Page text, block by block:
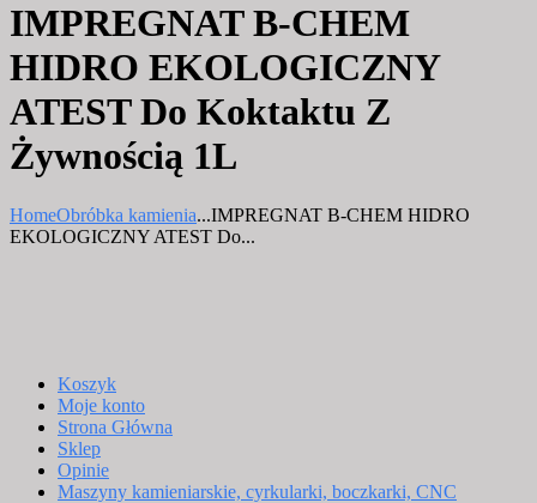
IMPREGNAT B-CHEM
HIDRO EKOLOGICZNY
ATEST Do Koktaktu Z
Żywnością 1L
HomeObróbka kamienia...IMPREGNAT B-CHEM HIDRO
EKOLOGICZNY ATEST Do...
Koszyk
Moje konto
Strona Główna
Sklep
Opinie
Maszyny kamieniarskie, cyrkularki, boczkarki, CNC